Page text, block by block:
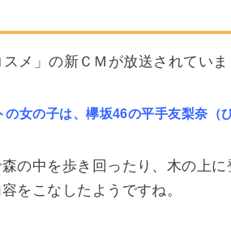
メ」の新ＣＭが放送されていま
の女の子は、欅坂46の平手友梨奈（
の中を歩き回ったり、木の上
をこなしたようですね。